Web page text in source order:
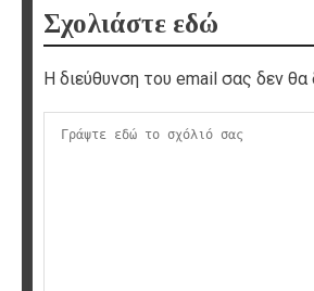
Σχολιάστε εδώ
Η διεύθυνση του email σας δεν θα